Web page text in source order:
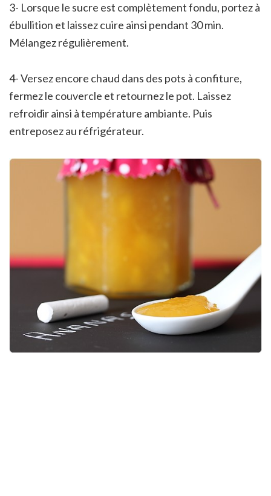
3- Lorsque le sucre est complètement fondu, portez à
ébullition et laissez cuire ainsi pendant 30 min.
Mélangez régulièrement.
4- Versez encore chaud dans des pots à confiture,
fermez le couvercle et retournez le pot. Laissez
refroidir ainsi à température ambiante. Puis
entreposez au réfrigérateur.